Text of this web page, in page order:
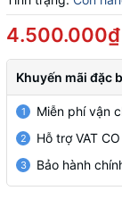
4.500.000₫
Khuyến mãi đặc
1 Miễn phí vận
2 Hỗ trợ VAT
3 Bảo hành